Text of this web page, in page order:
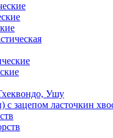
Ушу
с зацепом ласточкин